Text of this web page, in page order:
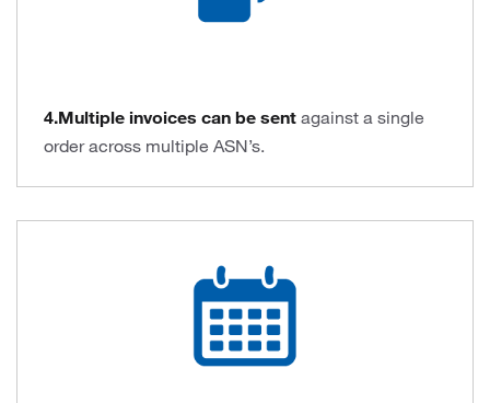
4.Multiple invoices can be sent against a single
order across multiple ASN’s.